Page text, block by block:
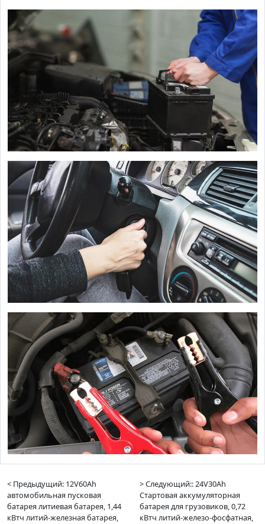
< Предыдущий: 12V60Ah
автомобильная пусковая
батарея литиевая батарея, 1,44
кВтч литий-железная батарея,
> Следующий:: 24V30Ah
Стартовая аккумуляторная
батарея для грузовиков, 0,72
кВтч литий-железо-фосфатная,